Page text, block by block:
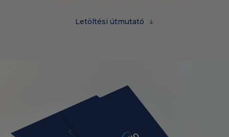
Letöltési útmutató